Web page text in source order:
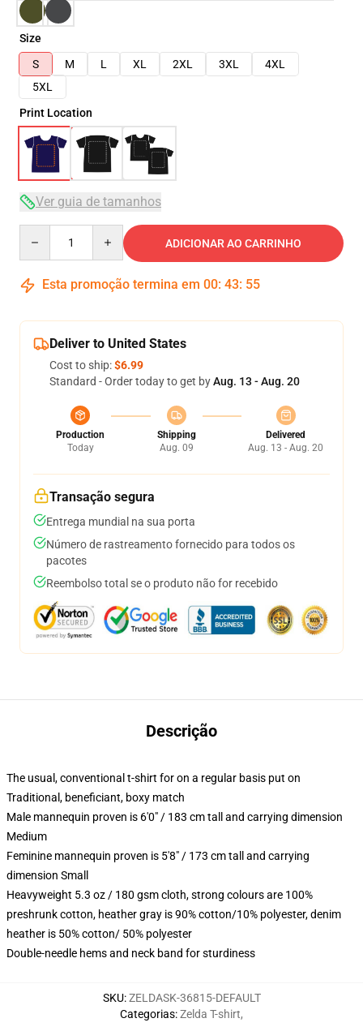
Size
S
M L XL 2XL 3XL
4XL
5XL
Print Location
Ver guia de tamanhos
ADICIONAR AO CARRINHO
Esta promoção termina em 00: 43: 54
Deliver to United States
Cost to ship:$6.99
Standard - Order today to get byAug. 13 - Aug. 20
Production
Today
Shipping
Aug. 09
Delivered
Aug. 13 - Aug. 20
Transação segura
Entrega mundial na sua porta
Número de rastreamento fornecido para todos os
pacotes
Reembolso total se o produto não for recebido
Descrição
The usual, conventional t-shirt for on a regular basis put on
Traditional, beneficiant, boxy match
Male mannequin proven is 6'0" / 183 cm tall and carrying dimension
Medium
Feminine mannequin proven is 5'8" / 173 cm tall and carrying
dimension Small
Heavyweight 5.3 oz / 180 gsm cloth, strong colours are 100%
preshrunk cotton, heather gray is 90% cotton/10% polyester, denim
heather is 50% cotton/ 50% polyester
Double-needle hems and neck band for sturdiness
SKU:ZELDASK-36815-DEFAULT
Categorias:Zelda T-shirt,